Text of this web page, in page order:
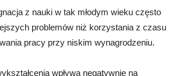
z nauki w tak młodym wieku często
problemów niż korzystania z czasu
pracy przy niskim wynagrodzeniu.
wpływa negatywnie na